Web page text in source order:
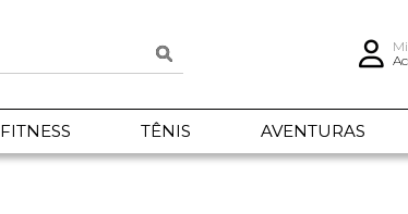
FITNESS TÊNIS AVENTURAS